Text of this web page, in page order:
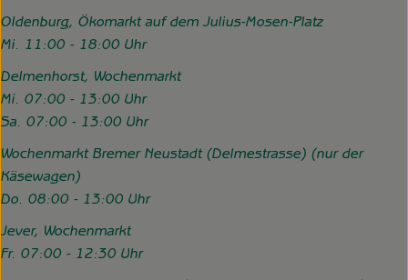
Oldenburg, Ökomarkt auf dem Julius-Mosen-Platz
Mi. 11:00 - 18:00 Uhr
Delmenhorst, Wochenmarkt
Mi. 07:00 - 13:00 Uhr
Sa. 07:00 - 13:00 Uhr
Wochenmarkt Bremer Neustadt (Delmestrasse) (nur der
Käsewagen)
Do. 08:00 - 13:00 Uhr
Jever, Wochenmarkt
Fr. 07:00 - 12:30 Uhr